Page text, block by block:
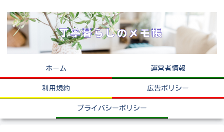
ホーム 運営者情報
利用規約 広告ポリシー
プライバシーポリシー